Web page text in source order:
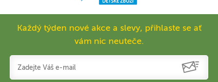
Každý týden nové akce a slevy, přihlaste se ať
vám nic neuteče.